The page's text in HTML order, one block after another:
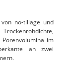
no-tillage und
Porenvolumina im
an zwei